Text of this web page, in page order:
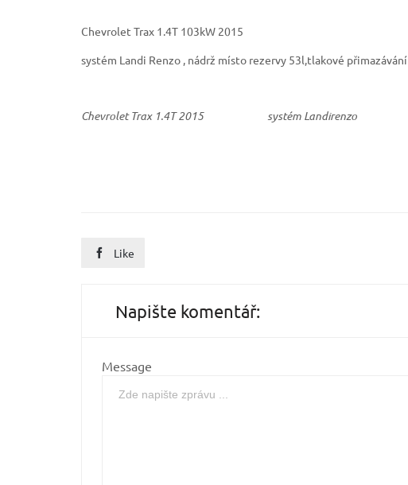
Chevrolet Trax 1.4T 103kW 2015
systém Landi Renzo , nádrž místo rezervy 53l,tlakové přimazávání
Chevrolet Trax 1.4T 2015 systém Landirenzo
 Like
Napište komentář:
Message